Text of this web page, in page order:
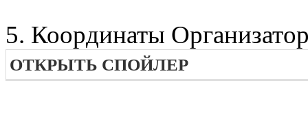
5. Координаты
ОТКРЫТЬ СПОЙЛЕР